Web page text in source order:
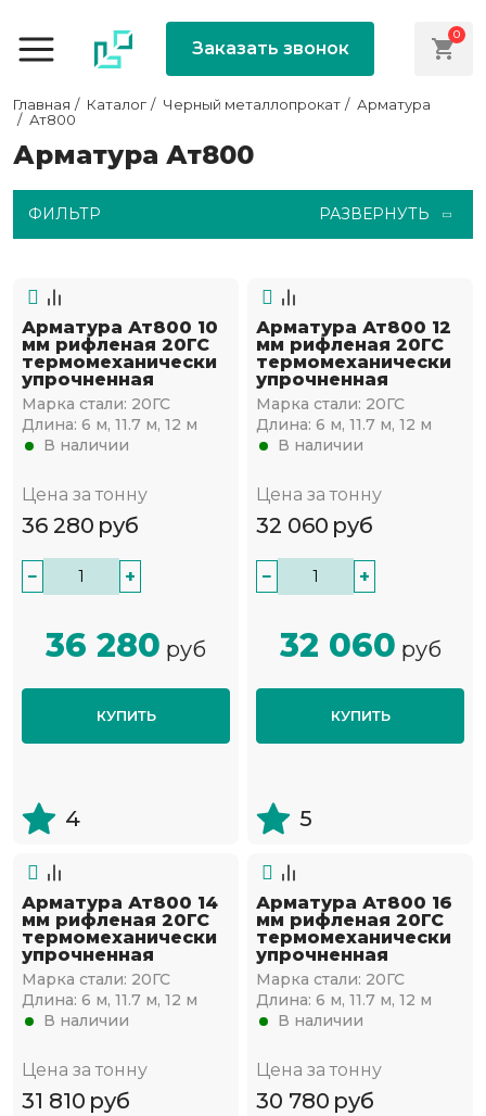
Заказать звонок
0
Главная Каталог Черный металлопрокат
Арматура
Ат800
Арматура Ат800
ФИЛЬТР РАЗВЕРНУТЬ
Арматура Ат800 10
мм рифленая 20ГС
термомеханически
упрочненная
Марка стали: 20ГС
Длина: 6 м, 11.7 м, 12 м
В наличии
Цена за тонну
36 280 руб
− +
36 280 руб
КУПИТЬ
4
Арматура Ат800 12
мм рифленая 20ГС
термомеханически
упрочненная
Марка стали: 20ГС
Длина: 6 м, 11.7 м, 12 м
В наличии
Цена за тонну
32 060 руб
− +
32 060 руб
КУПИТЬ
5
Арматура Ат800 14
мм рифленая 20ГС
термомеханически
упрочненная
Марка стали: 20ГС
Длина: 6 м, 11.7 м, 12 м
В наличии
Цена за тонну
31 810 руб
Арматура Ат800 16
мм рифленая 20ГС
термомеханически
упрочненная
Марка стали: 20ГС
Длина: 6 м, 11.7 м, 12 м
В наличии
Цена за тонну
30 780 руб